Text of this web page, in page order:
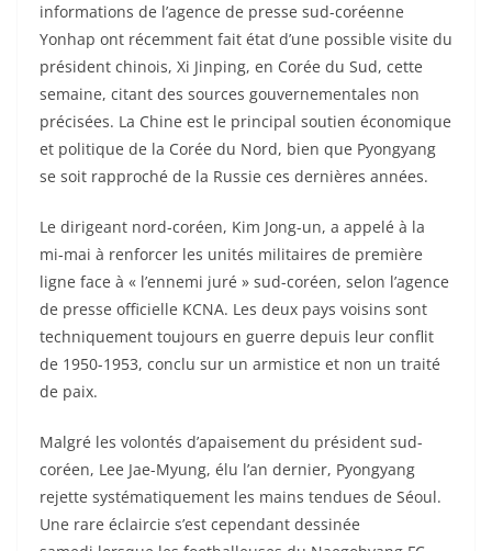
informations de l’agence de presse sud-coréenne
Yonhap ont récemment fait état d’une possible visite du
président chinois, Xi Jinping, en Corée du Sud, cette
semaine, citant des sources gouvernementales non
précisées. La Chine est le principal soutien économique
et politique de la Corée du Nord, bien que Pyongyang
se soit rapproché de la Russie ces dernières années.
Le dirigeant nord-coréen, Kim Jong-un, a appelé à la
mi-mai à renforcer les unités militaires de première
ligne face à « l’ennemi juré » sud-coréen, selon l’agence
de presse officielle KCNA. Les deux pays voisins sont
techniquement toujours en guerre depuis leur conflit
de 1950-1953, conclu sur un armistice et non un traité
de paix.
Malgré les volontés d’apaisement du président sud-
coréen, Lee Jae-Myung, élu l’an dernier, Pyongyang
rejette systématiquement les mains tendues de Séoul.
Une rare éclaircie s’est cependant dessinée